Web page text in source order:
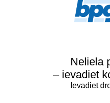
Neliela
– ievadiet
Ievadiet